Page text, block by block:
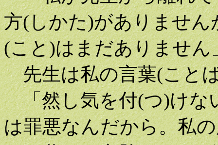
方(しかた)がありませ
(こと)はまだありません
先生は私の言葉(こと
「然し気を付(つ)けな
は罪悪なんだから。私